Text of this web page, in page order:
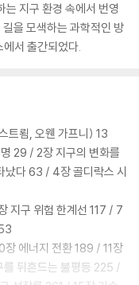
는 지구 환경 속에서 번영
을 모색하는 과학적인 방
서 출간되었다.
트룀, 오웬 가프니) 13
29 / 2장 지구의 변화를
났다 63 / 4장 골디락스 시
지구 위험 한계선 117 / 7
장 에너지 전환 189 / 11장
뒤흔드는 불평등 225 /